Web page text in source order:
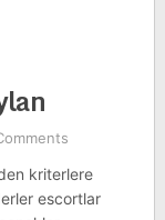
kriterlere
escortlar